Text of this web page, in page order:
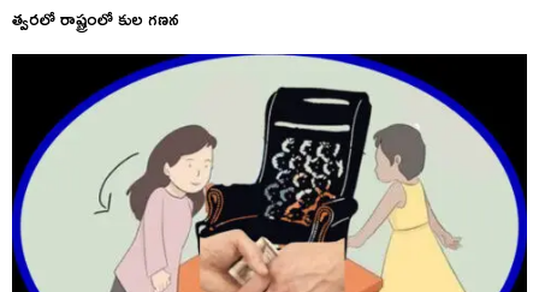
త్వరలో రాష్ట్రంలో కుల గణన